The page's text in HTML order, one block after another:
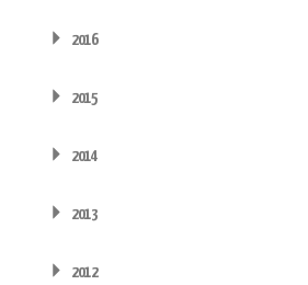
2016
2015
2014
2013
2012